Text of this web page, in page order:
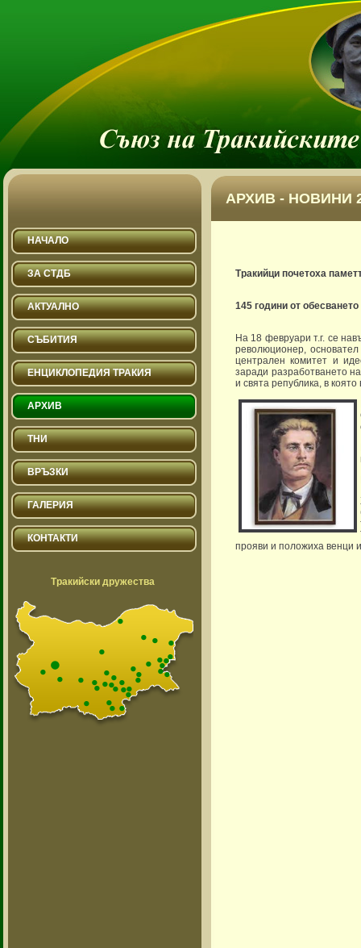
АРХИВ - НОВИНИ
НАЧАЛО
ЗА СТДБ
АКТУАЛНО
СЪБИТИЯ
ЕНЦИКЛОПЕДИЯ ТРАКИЯ
АРХИВ
ТНИ
ВРЪЗКИ
ГАЛЕРИЯ
КОНТАКТИ
Тракийски дружества
Тракийци почетоха
145 години от
На 18 февруари т.г. се
революционер,
централен комитет и
заради разработването
и свята република, в
прояви и положиха венци